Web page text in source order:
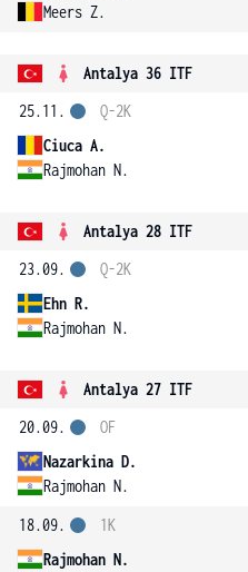
Meers Z.
Antalya 36 ITF
25.11.
Ciuca A.
Rajmohan N.
Q-2K
Antalya 28 ITF
23.09.
Ehn R.
Rajmohan N.
Q-2K
Antalya 27 ITF
20.09.
Nazarkina D.
Rajmohan N.
OF
18.09.
Rajmohan N.
1K